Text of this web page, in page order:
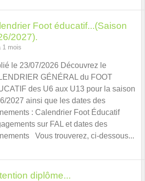
Foot éducatif...(Saison
2027).
1 mois
le 23/07/2026 Découvrez le
GÉNÉRAL du FOOT
des U6 aux U13 pour la saison
2027 ainsi que les dates des
: Calendrier Foot Éducatif
sur FAL et dates des
Vous trouverez, ci-dessous...
diplôme...